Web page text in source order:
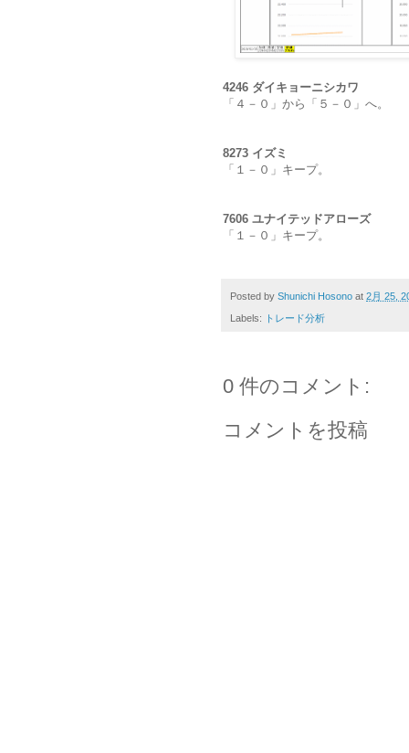
4246 ダイキョーニシカワ
「４－０」から「５－０」へ。
8273 イズミ
「１－０」キープ。
7606 ユナイテッドアローズ
「１－０」キープ。
Posted by Shunichi Hosono at 2月 25,
Labels: トレード分析
0 件のコメント:
コメントを投稿